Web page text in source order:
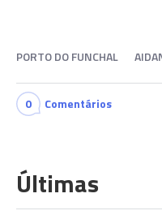
PORTO DO FUNCHAL
0 Comentários
Últimas